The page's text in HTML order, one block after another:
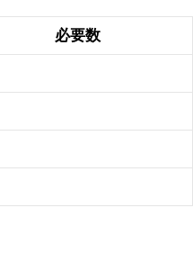
必要数